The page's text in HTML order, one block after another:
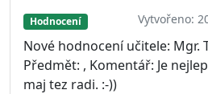
Hodnocení Vytvořeno:
Nové hodnocení učitele: Mgr.
Předmět: , Komentář: Je
maj tez radi. :-))